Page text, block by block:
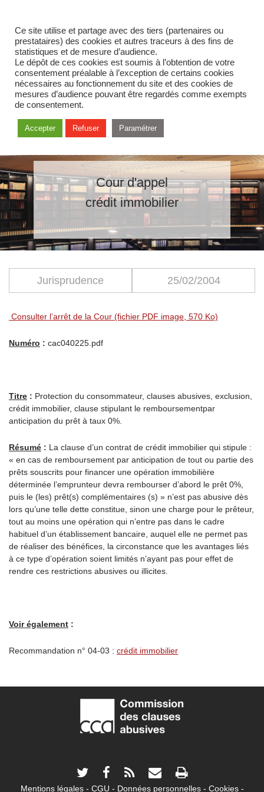
Cour d'appel
crédit immobilier
Jurisprudence 25/02/2004
Consulter l’arrêt de la Cour (fichier PDF image, 570 Ko)
Numéro : cac040225.pdf
Titre : Protection du consommateur, clauses abusives, exclusion,
crédit immobilier, clause stipulant le remboursementpar
anticipation du prêt à taux 0%.
Résumé : La clause d’un contrat de crédit immobilier qui stipule :
« en cas de remboursement par anticipation de tout ou partie des
prêts souscrits pour financer une opération immobilière
déterminée l’emprunteur devra rembourser d’abord le prêt 0%,
puis le (les) prêt(s) complémentaires (s) » n’est pas abusive dès
lors qu’une telle dette constitue, sinon une charge pour le prêteur,
tout au moins une opération qui n’entre pas dans le cadre
habituel d’un établissement bancaire, auquel elle ne permet pas
de réaliser des bénéfices, la circonstance que les avantages liés
à ce type d’opération soient limités n’ayant pas pour effet de
rendre ces restrictions abusives ou illicites.
Voir également :
Recommandation n° 04-03 : crédit immobilier
Mentions légales CGU Données personnelles Cookies
Ce site utilise et partage avec des tiers (partenaires ou
prestataires) des cookies et autres traceurs à des fins de
statistiques et de mesure d’audience.
Le dépôt de ces cookies est soumis à l’obtention de votre
consentement préalable à l’exception de certains cookies
nécessaires au fonctionnement du site et des cookies de
mesures d’audience pouvant être regardés comme exempts
de consentement.
Accepter Refuser Paramétrer